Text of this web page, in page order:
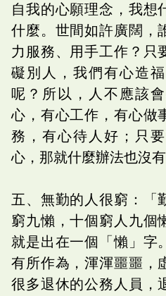
自我的心願理念，我想
什麼。世間如許廣闊，
力服務、用手工作？只
礙別人，我們有心造
呢？所以，人不應該
心，有心工作，有心做
務，有心待人好；只
心，那就什麼辦法也沒有
五、無勤的人很窮：「
窮九懶，十個窮人九個
就是出在一個「懶」字
有所作為，渾渾噩噩，
很多退休的公務人員，